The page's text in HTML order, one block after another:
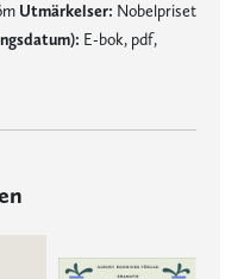
Utmärkelser: Nobelpriset
E-bok, pdf,